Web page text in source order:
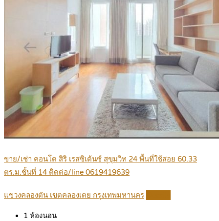
ขาย/เช่า คอนโด สิริ เรสซิเด้นซ์ สุขุมวิท 24 พื้นที่ใช้สอย 60.33
ตร.ม.ชั้นที่ 14 ติดต่อ/line 0619419639
แขวงคลองตัน เขตคลองเตย กรุงเทพมหานคร
1 ห้องนอน